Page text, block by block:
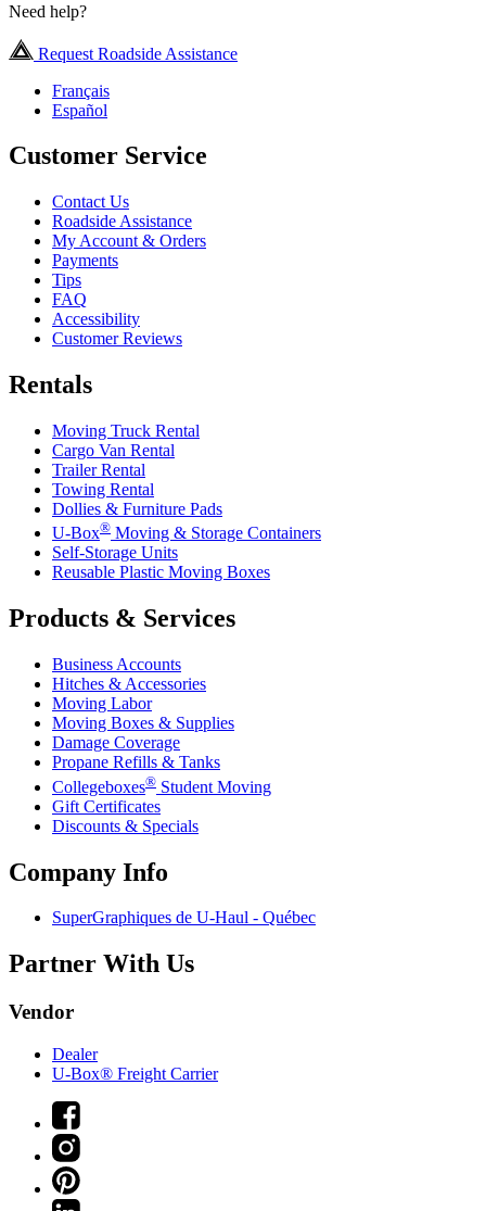
Need help?
Request Roadside Assistance
Français
Español
Customer Service
Contact Us
Roadside Assistance
My Account & Orders
Payments
Tips
FAQ
Accessibility
Customer Reviews
Rentals
Moving Truck Rental
Cargo Van Rental
Trailer Rental
Towing Rental
Dollies & Furniture Pads
U-Box® Moving & Storage Containers
Self-Storage Units
Reusable Plastic Moving Boxes
Products & Services
Business Accounts
Hitches & Accessories
Moving Labor
Moving Boxes & Supplies
Damage Coverage
Propane Refills & Tanks
Collegeboxes® Student Moving
Gift Certificates
Discounts & Specials
Company Info
SuperGraphiques de U-Haul - Québec
Partner With Us
Vendor
Dealer
U-Box® Freight Carrier